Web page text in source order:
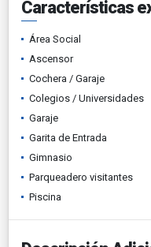
Características
Área Social
Ascensor
Cochera / Garaje
Colegios / Universidades
Garaje
Garita de Entrada
Gimnasio
Parqueadero visitantes
Piscina